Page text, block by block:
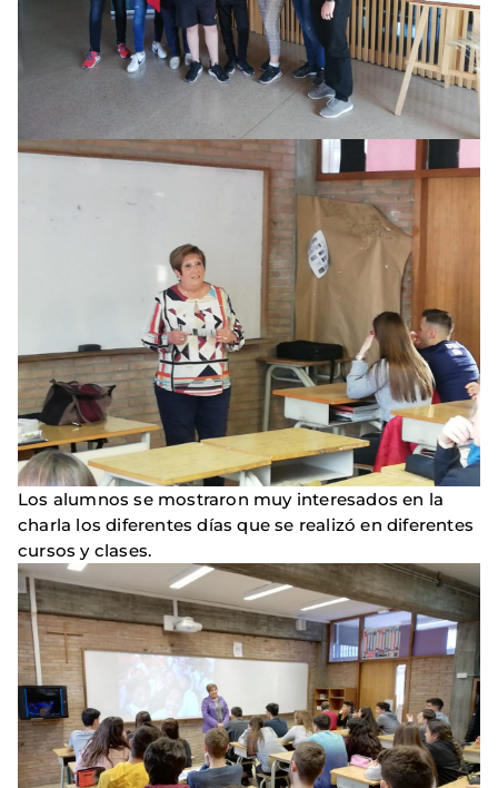
Los alumnos se mostraron muy interesados en la
charla los diferentes días que se realizó en diferentes
cursos y clases.